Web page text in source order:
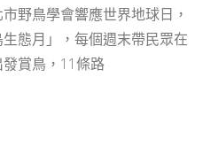
野鳥學會響應世界地球日，
態月」，每個週末帶民眾在
賞鳥，11條路